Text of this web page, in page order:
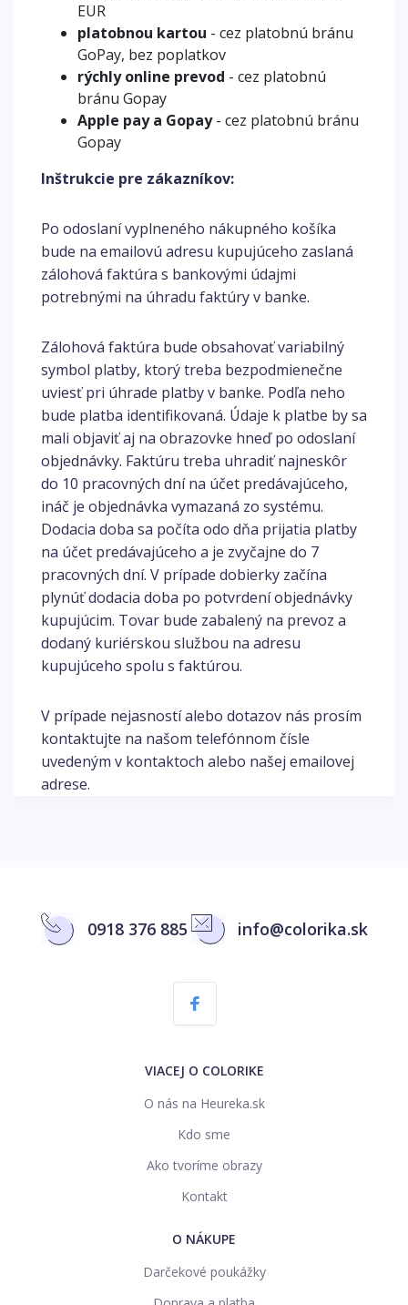
EUR
platobnou kartou - cez platobnú bránu
GoPay, bez poplatkov
rýchly online prevod - cez platobnú
bránu Gopay
Apple pay a Gopay- cez platobnú bránu
Gopay
Inštrukcie pre zákazníkov:
Po odoslaní vyplneného nákupného košíka
bude na emailovú adresu kupujúceho zaslaná
zálohová faktúra s bankovými údajmi
potrebnými na úhradu faktúry v banke.
Zálohová faktúra bude obsahovať variabilný
symbol platby, ktorý treba bezpodmienečne
uviesť pri úhrade platby v banke. Podľa neho
bude platba identifikovaná. Údaje k platbe by sa
mali objaviť aj na obrazovke hneď po odoslaní
objednávky. Faktúru treba uhradiť najneskôr
do 10 pracovných dní na účet predávajúceho,
ináč je objednávka vymazaná zo systému.
Dodacia doba sa počíta odo dňa prijatia platby
na účet predávajúceho a je zvyčajne do 7
pracovných dní. V prípade dobierky začína
plynúť dodacia doba po potvrdení objednávky
kupujúcim. Tovar bude zabalený na prevoz a
dodaný kuriérskou službou na adresu
kupujúceho spolu s faktúrou.
V prípade nejasností alebo dotazov nás prosím
kontaktujte na našom telefónnom čísle
uvedeným v kontaktoch alebo našej emailovej
adrese.
0918 376 885 info@colorika.sk
VIACEJ O COLORIKE
O nás na Heureka.sk
Kdo sme
Ako tvoríme obrazy
Kontakt
O NÁKUPE
Darčekové poukážky